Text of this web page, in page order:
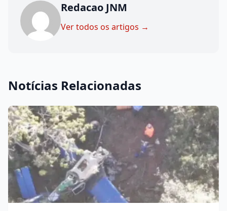
Redacao JNM
Ver todos os artigos →
Notícias Relacionadas